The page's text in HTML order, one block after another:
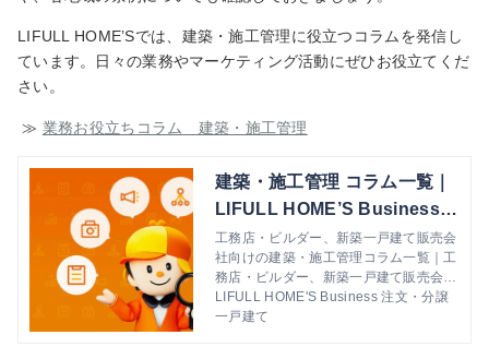
LIFULL HOME’Sでは、建築・施工管理に役立つコラムを発信し
ています。日々の業務やマーケティング活動にぜひお役立てくだ
さい。
≫ 業務お役立ちコラム 建築・施工管理
建築・施工管理 コラム一覧｜
LIFULL HOME’S Business
注文・分譲一戸建て｜工務
店・ビルダー、新築一戸建て
販売会社向け業務支援ポータ
ル｜ライフルホームズの集
工務店・ビルダー、新築一戸建て販売会
社向けの建築・施工管理コラム一覧｜工
務店・ビルダー、新築一戸建て販売会社
向けの業務支援サービスを探せるポータ
ルサイト。集客から成約まで様々なサー
LIFULL HOME'S Business 注文・分譲
一戸建て